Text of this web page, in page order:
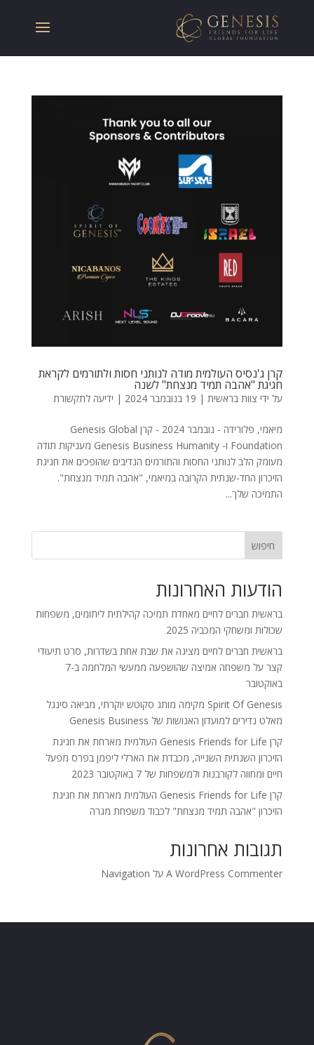
קרן ג'נסיס העולמית מודה לנותני חסות ולתורמים לקראת
חגיגת "אהבה תמיד מנצחת" לשנה
על ידי צוות בראשית| 19 בנובמבר 2024 | ידיעה לתקשורת
מיאמי, פלורידה - נובמבר 2024 - קרן Genesis Global
Foundation ו- Genesis Business Humanity מעניקות תודה
מעומק הלב לנותני החסות והתורמים הנדיבים שהופכים את חגיגת
הזיכרון החד-שנתית הקרובה במיאמי, "אהבה תמיד מנצחת".
התמיכה שלך...
חיפוש
הודעות האחרונות
בראשית חברים לחיים מאחדת תמיכה קהילתית ליתומים, משפחות
שכולות ומשחקי המכביה 2025
בראשית חברים לחיים מציגה את שבת אחת בשדרות, סרט תיעודי
קצר על משפחה אמיצה שהושפעה ממעשי המלחמה ב-7
באוקטובר
Spirit Of Genesis מקימה מותג סקוטש יוקרתי, מביאה סינגל
מאלט נדירים למועדון האנושות של Genesis Business
קרן Genesis Friends for Life העולמית מארחת את חגיגת
הזיכרון השנתית השנייה, מכבדת את הארלי ליפמן בפרס מפעל
חיים ומחווה לקורבנות ולמשפחות של 7 באוקטובר 2023
קרן Genesis Friends for Life העולמית מארחת את חגיגת
הזיכרון "אהבה תמיד מנצחת" לכבוד משפחת מגרה
תגובות אחרונות
A WordPress Commenterעל Navigation